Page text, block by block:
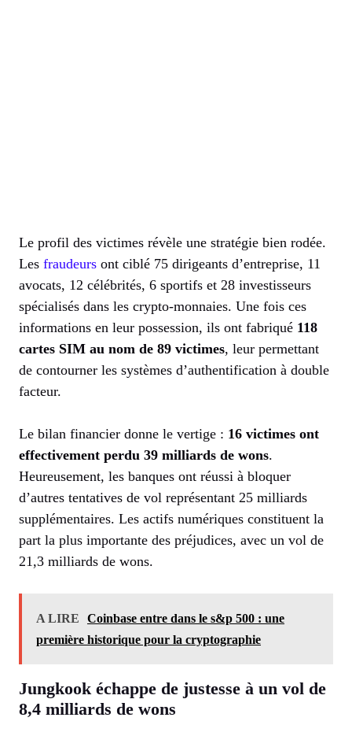
Le profil des victimes révèle une stratégie bien rodée.
Les fraudeurs ont ciblé 75 dirigeants d’entreprise, 11
avocats, 12 célébrités, 6 sportifs et 28 investisseurs
spécialisés dans les crypto-monnaies. Une fois ces
informations en leur possession, ils ont fabriqué 118
cartes SIM au nom de 89 victimes, leur permettant
de contourner les systèmes d’authentification à double
facteur.
Le bilan financier donne le vertige : 16 victimes ont
effectivement perdu 39 milliards de wons.
Heureusement, les banques ont réussi à bloquer
d’autres tentatives de vol représentant 25 milliards
supplémentaires. Les actifs numériques constituent la
part la plus importante des préjudices, avec un vol de
21,3 milliards de wons.
A LIRE
Coinbase entre dans le s&p 500 : une
première historique pour la cryptographie
Jungkook échappe de justesse à un vol de
8,4 milliards de wons